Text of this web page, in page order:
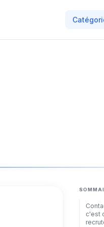
c'est